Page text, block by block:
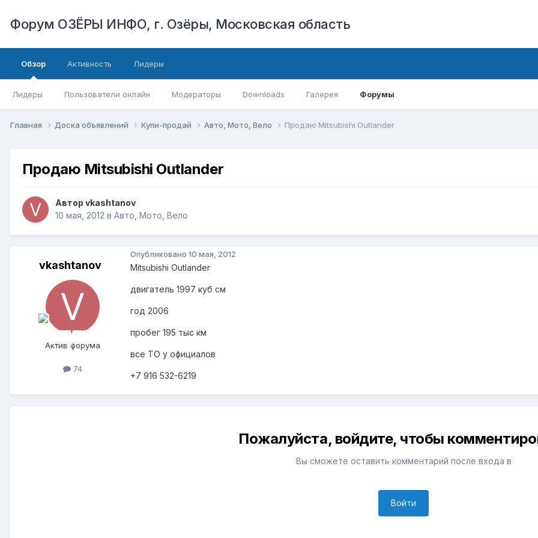
Форум ОЗЁРЫ ИНФО, г. Озёры, Московская область
Обзор
Лидеры Пользователи онлайн Модераторы Downloads Галерея Форумы
Активность Лидеры
Главная Доска объявлений Купи-продай Авто, Мото, Вело Продаю Mitsubishi Outlander
Продаю Mitsubishi Outlander
Автор vkashtanov
10 мая, 2012 в Авто, Мото, Вело
vkashtanov
Актив форума
74
Опубликовано 10 мая, 2012
Mitsubishi Outlander
двигатель 1997 куб см
год 2006
пробег 195 тыс км
все ТО у официалов
+7 916 532-6219
Пожалуйста, войдите, чтобы
Вы сможете оставить комментарий после входа в
Войти